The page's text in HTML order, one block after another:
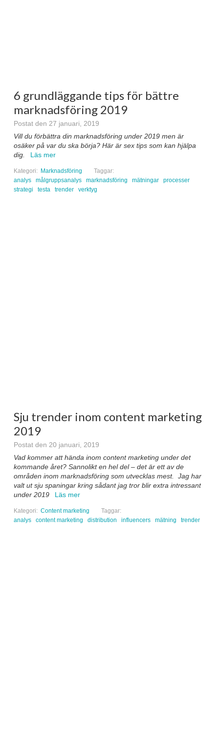
6 grundläggande tips för bättre
marknadsföring 2019
Postat den 27 januari, 2019
Vill du förbättra din marknadsföring under 2019 men är
osäker på var du ska börja? Här är sex tips som kan hjälpa
dig.
Läs mer
Kategori: Marknadsföring
Taggar:
analys
målgruppsanalys marknadsföring mätningar
processer
strategi
testa trender verktyg
Sju trender inom content marketing
2019
Postat den 20 januari, 2019
Vad kommer att hända inom content marketing under det
kommande året? Sannolikt en hel del – det är ett av de
områden inom marknadsföring som utvecklas mest. Jag har
valt ut sju spaningar kring sådant jag tror blir extra intressant
under 2019
Läs mer
Kategori: Content marketing
Taggar:
analys
content marketing distribution influencers mätning trender